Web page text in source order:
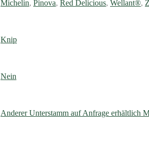
Michelin, Pinova, Red Delicious, Wellant®,
Knip
Nein
Anderer Unterstamm auf Anfrage erhältlich